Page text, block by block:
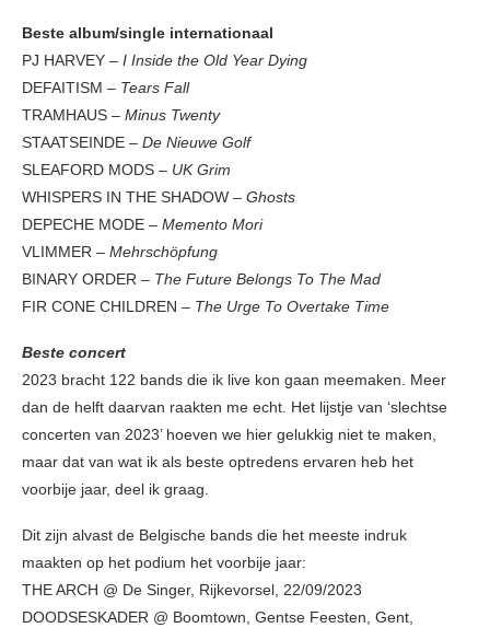
Beste album/single internationaal
PJ HARVEY – I Inside the Old Year Dying
DEFAITISM – Tears Fall
TRAMHAUS – Minus Twenty
STAATSEINDE – De Nieuwe Golf
SLEAFORD MODS – UK Grim
WHISPERS IN THE SHADOW – Ghosts
DEPECHE MODE – Memento Mori
VLIMMER – Mehrschöpfung
BINARY ORDER – The Future Belongs To The Mad
FIR CONE CHILDREN – The Urge To Overtake Time
Beste concert
2023 bracht 122 bands die ik live kon gaan meemaken. Meer
dan de helft daarvan raakten me echt. Het lijstje van ‘slechtse
concerten van 2023’ hoeven we hier gelukkig niet te maken,
maar dat van wat ik als beste optredens ervaren heb het
voorbije jaar, deel ik graag.
Dit zijn alvast de Belgische bands die het meeste indruk
maakten op het podium het voorbije jaar:
THE ARCH @ De Singer, Rijkevorsel, 22/09/2023
DOODSESKADER @ Boomtown, Gentse Feesten, Gent,